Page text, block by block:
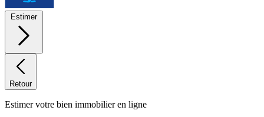
Estimer
Retour
Estimer votre bien immobilier en ligne